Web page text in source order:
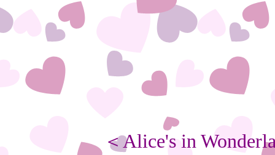
＜Alice's in